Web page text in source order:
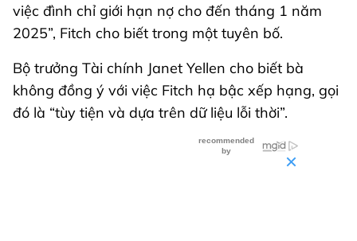
việc đình chỉ giới hạn nợ cho đến tháng 1 năm
2025”, Fitch cho biết trong một tuyên bố.
Bộ trưởng Tài chính Janet Yellen cho biết bà
không đồng ý với việc Fitch hạ bậc xếp hạng, gọi
đó là “tùy tiện và dựa trên dữ liệu lỗi thời”.